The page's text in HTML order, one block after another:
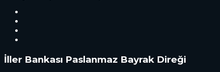
İller Bankası Paslanmaz Bayrak Direği